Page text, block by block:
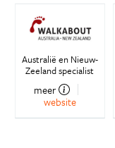
Australië en Nieuw-
Zeeland specialist
meer
website